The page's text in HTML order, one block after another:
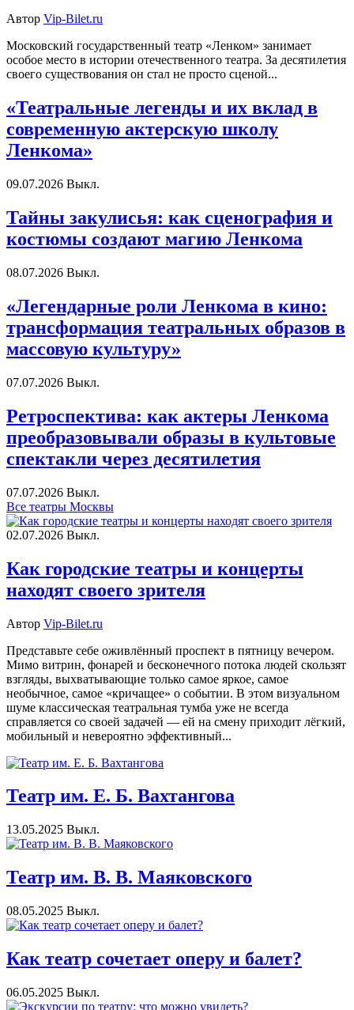
Автор Vip-Bilet.ru
Московский государственный театр «Ленком» занимает
особое место в истории отечественного театра. За десятилетия
своего существования он стал не просто сценой...
«Театральные легенды и их вклад в
современную актерскую школу
Ленкома»
09.07.2026 Выкл.
Тайны закулисья: как сценография и
костюмы создают магию Ленкома
08.07.2026 Выкл.
«Легендарные роли Ленкома в кино:
трансформация театральных образов в
массовую культуру»
07.07.2026 Выкл.
Ретроспектива: как актеры Ленкома
преобразовывали образы в культовые
спектакли через десятилетия
07.07.2026 Выкл.
Все театры Москвы
02.07.2026 Выкл.
Как городские театры и концерты
находят своего зрителя
Автор Vip-Bilet.ru
Представьте себе оживлённый проспект в пятницу вечером.
Мимо витрин, фонарей и бесконечного потока людей скользят
взгляды, выхватывающие только самое яркое, самое
необычное, самое «кричащее» о событии. В этом визуальном
шуме классическая театральная тумба уже не всегда
справляется со своей задачей — ей на смену приходит лёгкий,
мобильный и невероятно эффективный...
Театр им. Е. Б. Вахтангова
13.05.2025 Выкл.
Театр им. В. В. Маяковского
08.05.2025 Выкл.
Как театр сочетает оперу и балет?
06.05.2025 Выкл.